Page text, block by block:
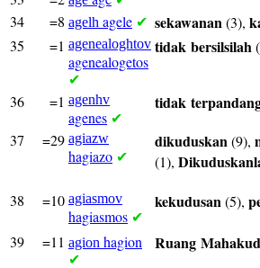
34
=8 agelh agele ✔ sekawanan(3),
35
=1 agenealoghtov
agenealogetos
✔
tidak bersilsilah
36
=1 agenhv
agenes ✔
tidak
37 =29 agiazw
hagiazo ✔
dikuduskan(9),
(1),
38
=10 agiasmov
hagiasmos ✔
kekudusan(5),
39
=11 agion hagion
✔
Ruang